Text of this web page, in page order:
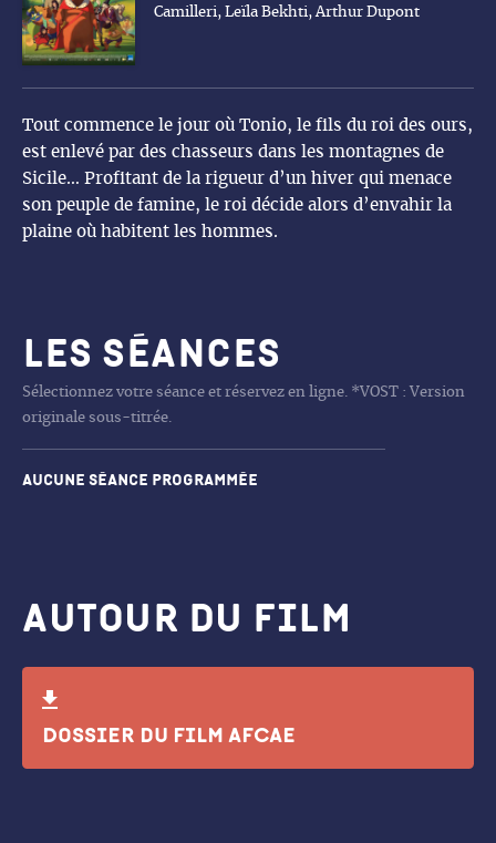
Tout commence le jour où Tonio, le fils du roi des ours,
est enlevé par des chasseurs dans les montagnes de
Sicile… Profitant de la rigueur d’un hiver qui menace
son peuple de famine, le roi décide alors d’envahir la
plaine où habitent les hommes.
Camilleri, Leïla Bekhti, Arthur Dupont
Les séances
Sélectionnez votre séance et réservez en ligne. *VOST : Version
originale sous-titrée.
Aucune séance programmée
Autour du film
Dossier du Film AFCAE